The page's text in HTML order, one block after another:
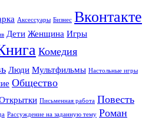
Аксессуары Бизнес Вконтакте
Дети Женщина Игры
Комедия
Люди Мультфильмы Настольные игры
Общество
Письменная работа Повесть
Рассуждение на заданную тему Роман